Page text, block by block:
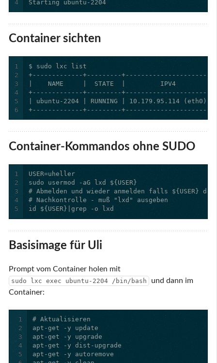
4 Starting ubuntu-2204
Container sichten
1
2
3
4
5
6
+-------------+---------
Container-Kommandos ohne SUDO
1
2
3
4
5
id ${USER}|grep -o lxd
Basisimage für Uli
Prompt vom Container holen mit
sudo lxc exec ubuntu-2204 /bin/bash
und dann im
Container:
1
2
3
4
5